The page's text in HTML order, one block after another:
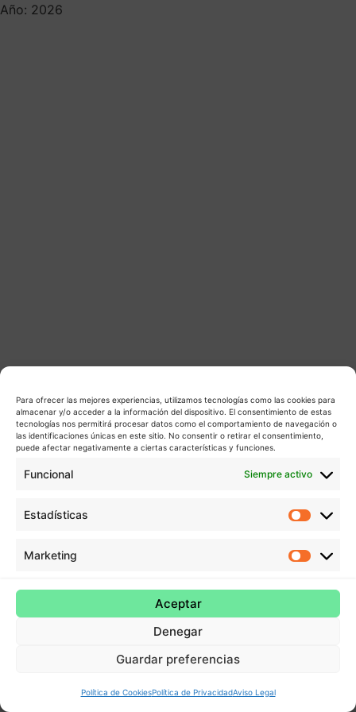
Para ofrecer las mejores experiencias, utilizamos tecnologías como las cookies para
almacenar y/o acceder a la información del dispositivo. El consentimiento de estas
tecnologías nos permitirá procesar datos como el comportamiento de navegación o
las identificaciones únicas en este sitio. No consentir o retirar el consentimiento,
puede afectar negativamente a ciertas características y funciones.
Funcional Siempre activo
Estadísticas
Marketing
Aceptar
Denegar
Guardar preferencias
Política de CookiesPolítica de PrivacidadAviso Legal
Año: 2026